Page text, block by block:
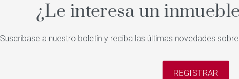
¿Le interesa un
Suscríbase a nuestro boletín y reciba las últimas novedades
REGISTRAR